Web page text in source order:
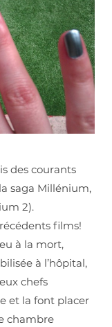
des courants
saga Millénium,
2).
films!
à la mort,
à l’hôpital,
chefs
et la font placer
chambre